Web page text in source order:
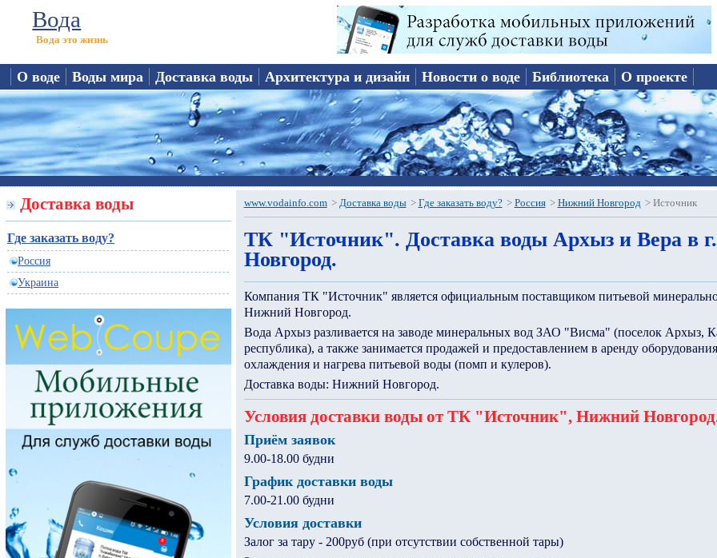
Вода
Вода это жизнь
О воде Воды мира Доставка воды Архитектура и дизайн Новости о воде Библиотека О проекте
Доставка воды
Где заказать воду?
Россия
Украина
www.vodainfo.com > Доставка воды > Где заказать воду? > Россия > Нижний Новгород > Источник
ТК "Источник". Доставка воды Архыз и Вера в
Новгород.
Компания ТК "Источник" является официальным поставщиком питьевой
Нижний Новгород.
Вода Архыз разливается на заводе минеральных вод ЗАО "Висма" (поселок Архыз,
республика), а также занимается продажей и предоставлением в аренду
охлаждения и нагрева питьевой воды (помп и кулеров).
Доставка воды: Нижний Новгород.
Условия доставки воды от ТК "Источник", Нижний
Приём заявок
9.00-18.00 будни
График доставки воды
7.00-21.00 будни
Условия доставки
Залог за тару - 200руб (при отсутствии собственной тары)